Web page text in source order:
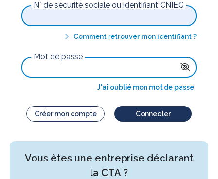
N° de sécurité sociale ou identifiant CNIEG
Comment retrouver mon identifiant ?
Mot de passe
J'ai oublié mon mot de passe
Créer mon compte Connecter
Vous êtes une entreprise déclarant
la CTA ?